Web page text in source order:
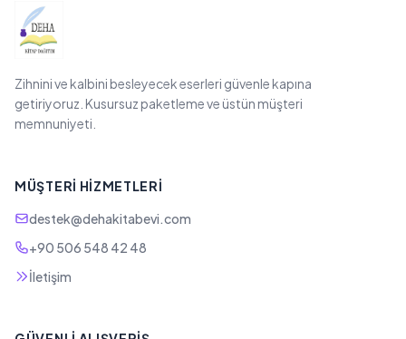
Zihnini ve kalbini besleyecek eserleri güvenle kapına
getiriyoruz. Kusursuz paketleme ve üstün müşteri
memnuniyeti.
MÜŞTERI HIZMETLERI
destek@dehakitabevi.com
+90 506 548 42 48
İletişim